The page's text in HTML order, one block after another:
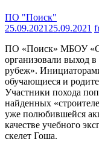
ПО "Поиск"
25.09.2021 25.09.2021
ПО «Поиск» МБОУ
организовали выход
рубеж».
обучающиеся и
Участники похода
найденных
уже полюбившейся
качестве учебного
скелет Гоша.